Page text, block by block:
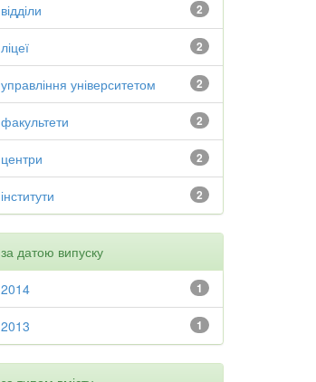
2
відділи
2
ліцеї
2
управління університетом
2
факультети
2
центри
2
інститути
за датою випуску
1
2014
1
2013